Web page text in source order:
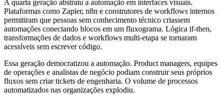
A quarta geração abstraiu a automação em interfaces visuais.
Plataformas como Zapier, n8n e construtores de workflows internos
permitiram que pessoas sem conhecimento técnico criassem
automações conectando blocos em um fluxograma. Lógica if-then,
transformações de dados e workflows multi-etapa se tornaram
acessíveis sem escrever código.
Essa geração democratizou a automação. Product managers, equipes
de operações e analistas de negócio podiam construir seus próprios
fluxos sem criar tickets de engenharia. O volume de processos
automatizados nas organizações explodiu.